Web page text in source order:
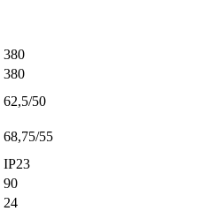
380
380
62,5/50
68,75/55
IP23
90
24